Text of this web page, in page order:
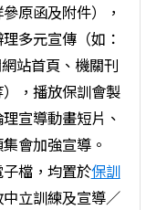
原函及附件），
多元宣傳（如：
站首頁、機關刊
，播放保訓會製
宣導動畫短片、
會加強宣導。
檔，均置於保訓
立訓練及宣導∕